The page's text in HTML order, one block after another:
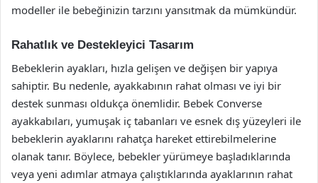
modeller ile bebeğinizin tarzını yansıtmak da mümkündür.
Rahatlık ve Destekleyici Tasarım
Bebeklerin ayakları, hızla gelişen ve değişen bir yapıya
sahiptir. Bu nedenle, ayakkabının rahat olması ve iyi bir
destek sunması oldukça önemlidir. Bebek Converse
ayakkabıları, yumuşak iç tabanları ve esnek dış yüzeyleri ile
bebeklerin ayaklarını rahatça hareket ettirebilmelerine
olanak tanır. Böylece, bebekler yürümeye başladıklarında
veya yeni adımlar atmaya çalıştıklarında ayaklarının rahat